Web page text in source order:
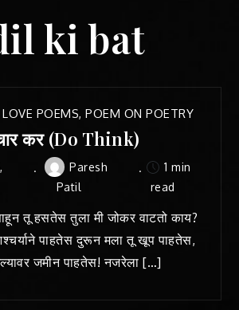
ki bat
LOVE POEMS, POEM ON POETRY
कर (Do Think)
Paresh
Patil
1 min
read
तू हसतेस तुला मी जोकर वाटतो काय?
पाहतेस दुरून मला तू खूप पाहतेस,
जमीन पाहतेस! नजरेला […]